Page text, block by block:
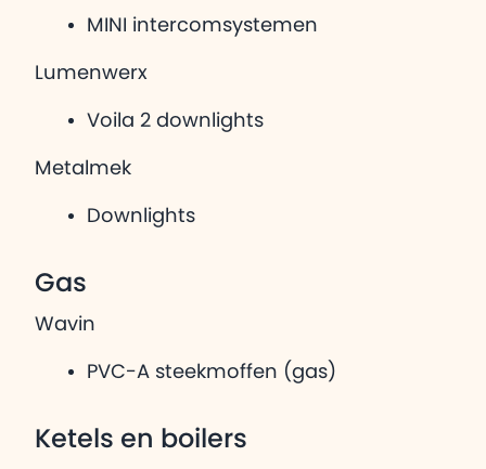
MINI intercomsystemen
Lumenwerx
Voila 2 downlights
Metalmek
Downlights
Gas
Wavin
PVC-A steekmoffen (gas)
Ketels en boilers